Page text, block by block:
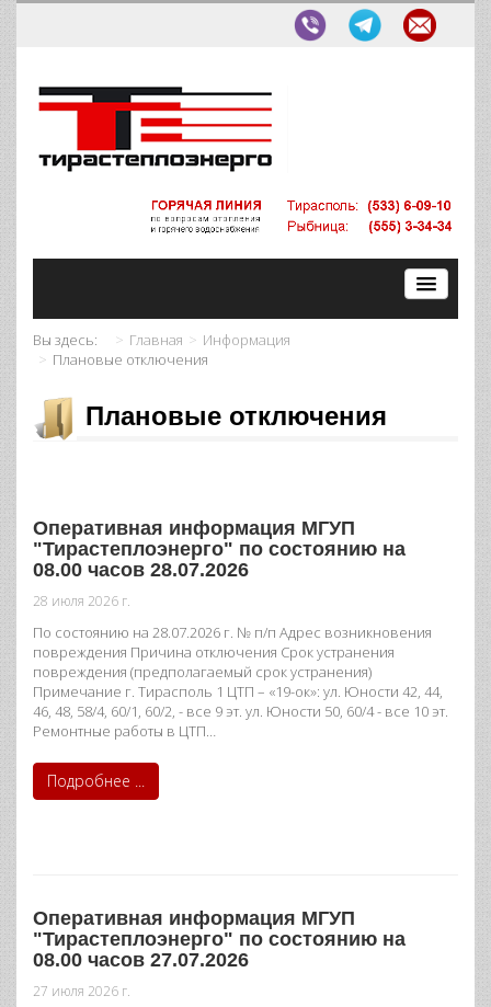
Вы здесь: Главная
Информация
Плановые отключения
Плановые отключения
Оперативная информация МГУП
"Тирастеплоэнерго" по состоянию на
08.00 часов 28.07.2026
28 июля 2026 г.
По состоянию на 28.07.2026 г. № п/п Адрес возникновения
повреждения Причина отключения Срок устранения
повреждения (предполагаемый срок устранения)
Примечание г. Тирасполь 1 ЦТП – «19-ок»: ул. Юности 42, 44,
46, 48, 58/4, 60/1, 60/2, - все 9 эт. ул. Юности 50, 60/4 - все 10 эт.
Ремонтные работы в ЦТП…
Подробнее ...
Оперативная информация МГУП
"Тирастеплоэнерго" по состоянию на
08.00 часов 27.07.2026
27 июля 2026 г.